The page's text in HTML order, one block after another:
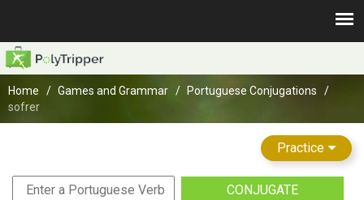
Home Games and Grammar
Portuguese Conjugations
sofrer
Practice
CONJUGATE